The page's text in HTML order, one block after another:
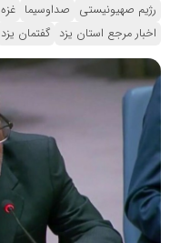
رژیم صهیونیستی صداوسیما غزه
اخبار مرجع استان یزد گفتمان یزد